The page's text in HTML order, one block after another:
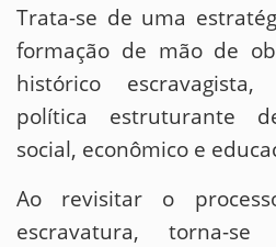
Trata-se de uma
formação de mão de
histórico
política estruturante
social, econômico e
Ao revisitar o
escravatura, torna-